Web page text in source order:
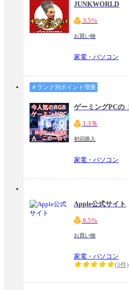
JUNKWORLD
3.5%
お買い物
家電・パソコン
＃ランク別ポイント増量
1.3％
初回購入
家電・パソコン
Apple公式サイト
0.5%
お買い物
家電・パソコン
(3件)